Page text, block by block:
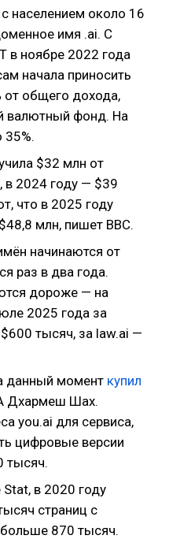
населением около 16
имя .ai. С
в ноябре 2022 года
начала приносить
от общего дохода,
валютный фонд. На
35%.
$32 млн от
2024 году — $39
что в 2025 году
млн, пишет BBC.
начинаются от
раз в два года.
дороже — на
2025 года за
тысяч, за law.ai —
данный момент купил
Дхармеш Шах.
you.ai для сервиса,
цифровые версии
тысяч.
в 2020 году
страниц с
870 тысяч.